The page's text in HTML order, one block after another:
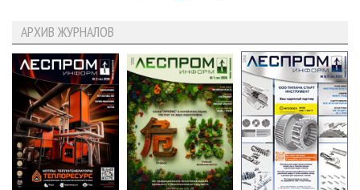
АРХИВ ЖУРНАЛОВ